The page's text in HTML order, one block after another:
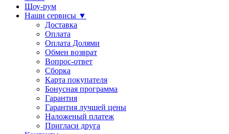
Шоу-рум
Наши сервисы ▼
Доставка
Оплата
Оплата Долями
Обмен возврат
Вопрос-ответ
Сборка
Карта покупателя
Бонусная программа
Гарантия
Гарантия лучшей цены
Наложеный платеж
Пригласи друга